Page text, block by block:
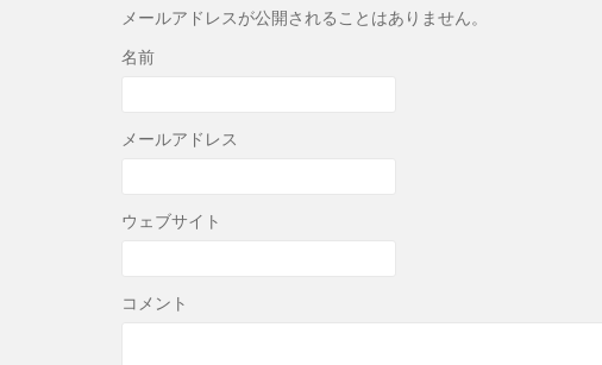
メールアドレスが公開されることはありません。
名前
メールアドレス
ウェブサイト
コメント